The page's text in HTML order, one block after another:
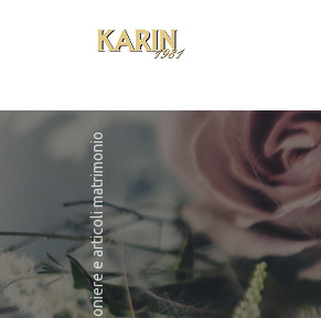
Bomboniere e articoli matrimonio